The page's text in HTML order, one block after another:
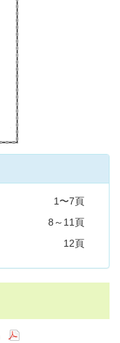
1〜7頁
8～11頁
12頁